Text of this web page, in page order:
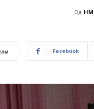
Од НМ
Facebook